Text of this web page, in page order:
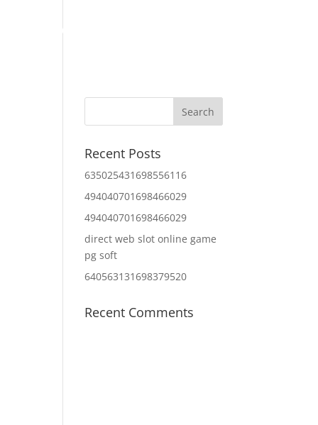
About Us
Recent Posts
635025431698556116
494040701698466029
494040701698466029
direct web slot online game
pg soft
640563131698379520
Recent Comments